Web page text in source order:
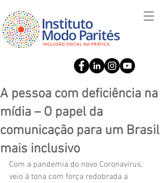
A pessoa com deficiência na
mídia – O papel da
comunicação para um Brasil
mais inclusivo
Com a pandemia do novo Coronavírus,
veio à tona com força redobrada a